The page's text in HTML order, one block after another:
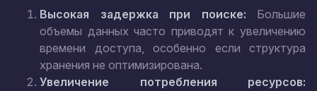
Высокая задержка при поиске: Большие
объемы данных часто приводят к увеличению
времени доступа, особенно если структура
хранения не оптимизирована.
Увеличение потребления ресурсов: